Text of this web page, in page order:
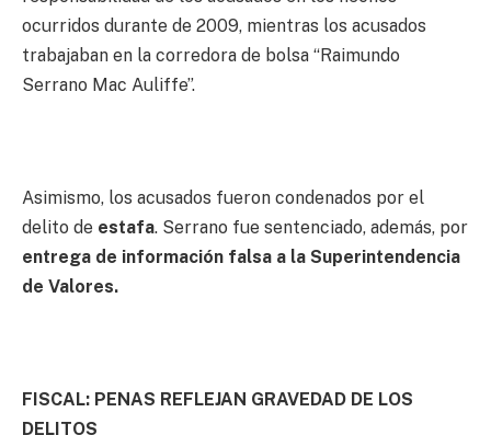
ocurridos durante de 2009, mientras los acusados
trabajaban en la corredora de bolsa “Raimundo
Serrano Mac Auliffe”.
Asimismo, los acusados fueron condenados por el
delito de estafa. Serrano fue sentenciado, además, por
entrega de información falsa a la Superintendencia
de Valores.
FISCAL: PENAS REFLEJAN GRAVEDAD DE LOS
DELITOS